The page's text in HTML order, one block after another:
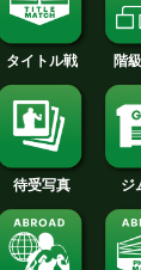
2014年
2013年
2012年